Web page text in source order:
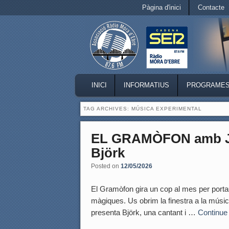
Pàgina d'inici Contacte
MAIN MENU
SKIP TO PRIMARY CONTENT
SKIP TO SECONDARY CONTENT
INICI INFORMATIUS PROGRAMES
TAG ARCHIVES: MÚSICA EXPERIMENTAL
EL GRAMÒFON amb
Björk
Posted on 12/05/2026
El Gramòfon gira un cop al mes per
màgiques. Us obrim la finestra a la
presenta Björk, una cantant i …